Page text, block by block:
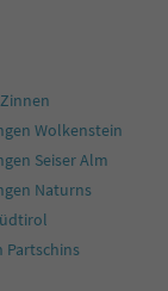
Wolkenstein
Seiser Alm
Naturns
Partschins